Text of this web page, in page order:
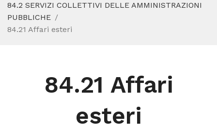
CODICE FISCALE
84.2 SERVIZI COLLETTIVI DELLE AMMINISTRAZIONI
PUBBLICHE
84.21 Affari esteri
84.21 Affari
esteri